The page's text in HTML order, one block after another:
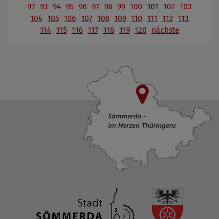
92 93 94 95 96 97 98 99 100 101 102 103
104 105 106 107 108 109 110 111 112 113
114 115 116 117 118 119 120 nächste